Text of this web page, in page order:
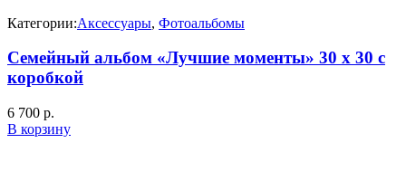
Категории:Аксессуары, Фотоальбомы
Семейный альбом «Лучшие моменты» 30 х 30 с
коробкой
6 700 р.
В корзину